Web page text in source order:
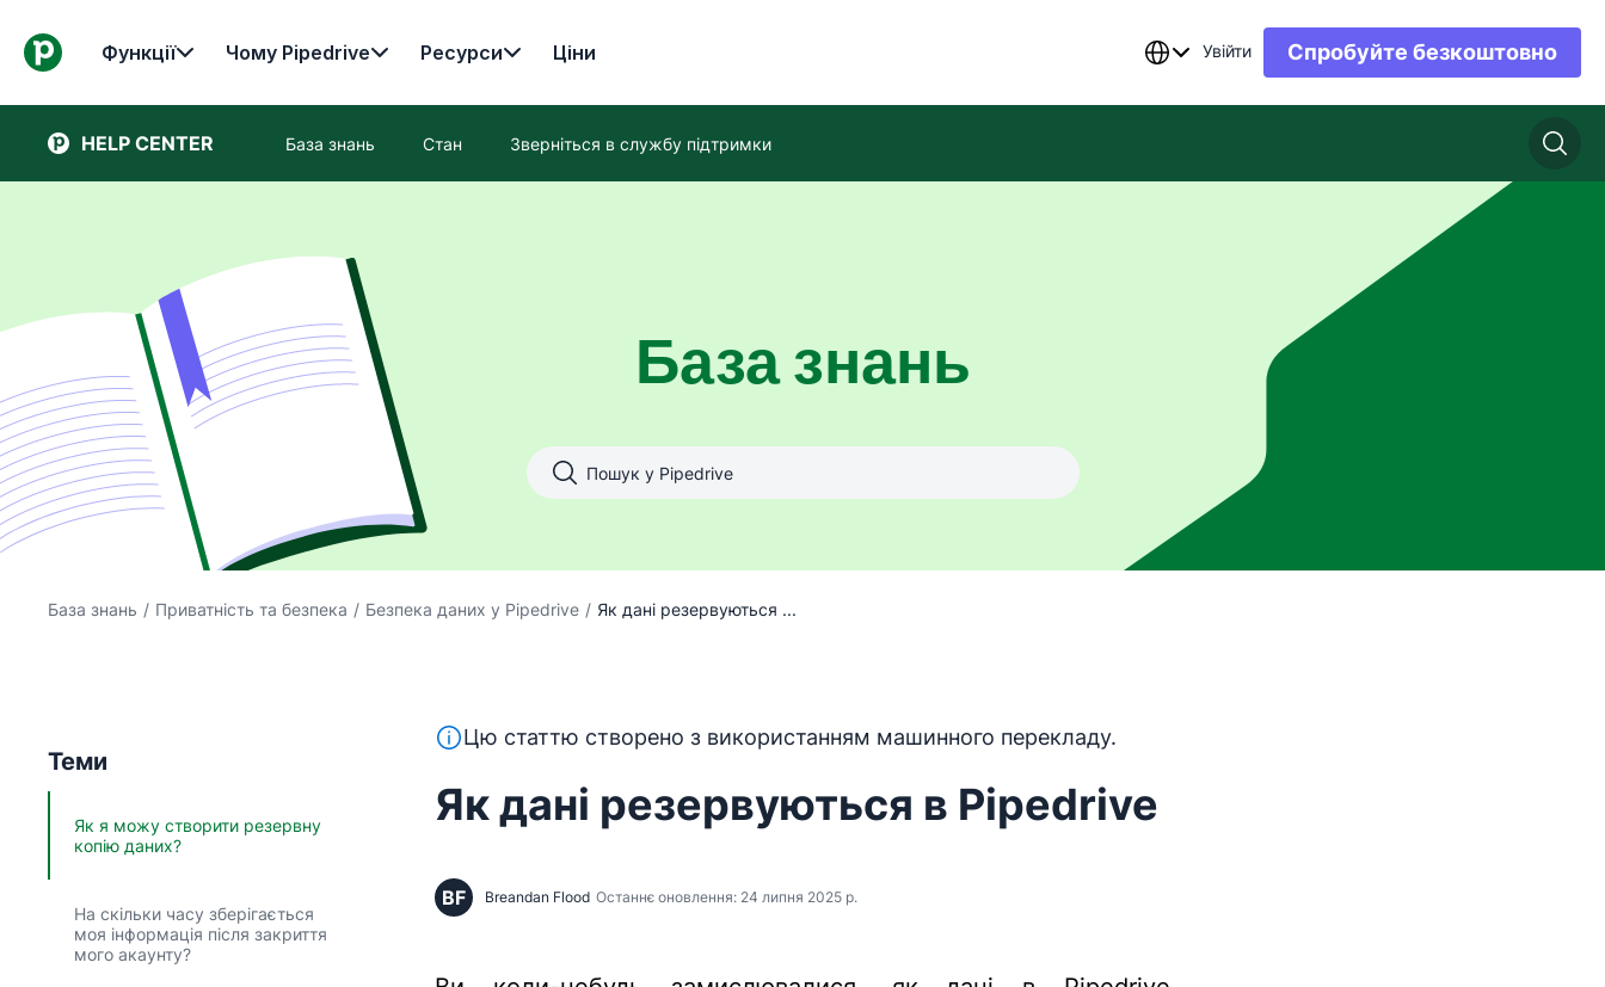
Функції Чому Pipedrive Ресурси Ціни Увійти Спробуйте безкоштовно
HELP CENTER База знань Стан Зверніться в службу підтримки
База знань
База знань / Приватність та безпека / Безпека даних у Pipedrive / Як дані резервуються ...
Теми
Як я можу створити резервну
копію даних?
На скільки часу зберігається
моя інформація після закриття
мого акаунту?
Цей текст перекладено з англійської мови за допомогою програми машинного перекладу, тобто його не перевіряла
Цю статтю створено з використанням машинного перекладу.
Як дані резервуються в Pipedrive
BF Breandan Flood Останнє оновлення: 24 липня 2025 р.